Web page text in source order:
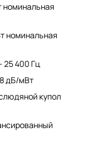
номинальная
номинальная
25 400 Гц
дБ/мВт
купол